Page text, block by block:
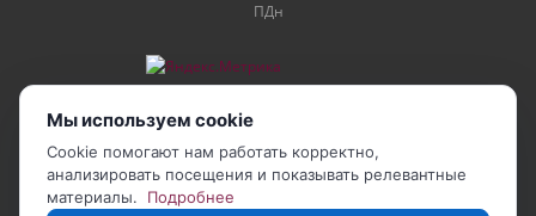
ПДн
Мы используем cookie
Cookie помогают нам работать корректно,
анализировать посещения и показывать релевантные
материалы.
Подробнее